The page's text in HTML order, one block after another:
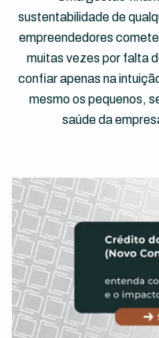
sustentabilidade de
empreendedores
muitas vezes por falta
confiar apenas na
mesmo os pequenos,
saúde da